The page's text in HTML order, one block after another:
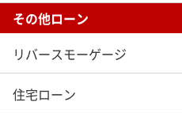
その他ローン
リバースモーゲージ
住宅ローン